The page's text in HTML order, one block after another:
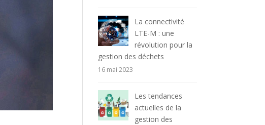
La connectivité
LTE-M : une
révolution pour la
gestion des déchets
16 mai 2023
Les tendances
actuelles de la
gestion des